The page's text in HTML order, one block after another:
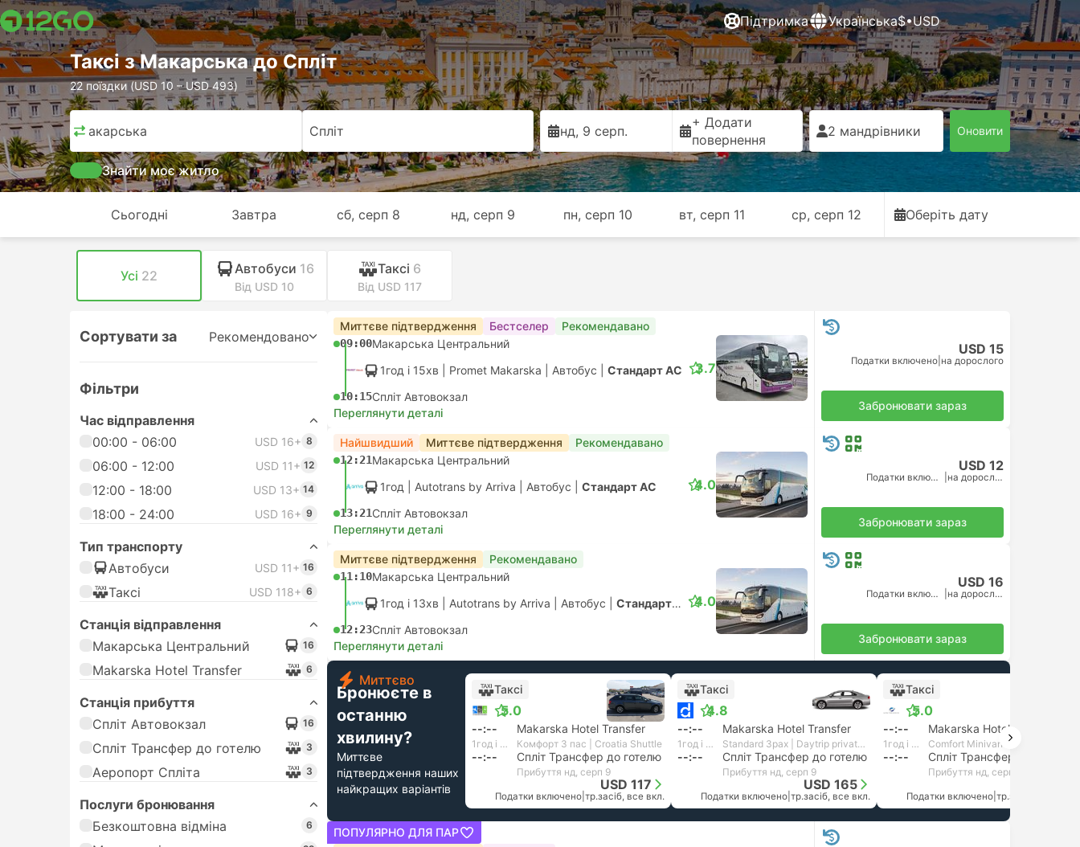
Підтримка Українська$•USD
Таксi з Макарська до Спліт
22 поїздки (USD 10 – USD 493)
Макарська Спліт нд, 9 серп.
+ Додати
повернення
2 мандрівники Оновити
Знайти моє житло
Сьогодні Завтра сб, серп 8 нд, серп 9 пн, серп 10 вт, серп 11 ср, серп 12 Оберіть дату
Усі 22 Автобуси 16
Від USD 10
Таксі 6
Від USD 117
Сортувати за Рекомендовано
Фільтри
Час відправлення
00:00 - 06:00
USD 16+ 8
06:00 - 12:00 USD 11+ 12
12:00 - 18:00 USD 13+ 14
18:00 - 24:00 USD 16+ 9
Тип транспорту
Автобуси
USD 11+ 16
Таксі USD 118+ 6
Станція відправлення
Макарська Центральний
16
Makarska Hotel Transfer 6
Станція прибуття
Спліт Автовокзал
16
Спліт Трансфер до готелю 3
Аеропорт Спліта 3
Послуги бронювання
Безкоштовна відміна
6
Миттєве підтвердження Бестселер Рекомендавано
09:00Макарська Центральний
1год і 15хв | Promet Makarska Автобус Стандарт АС
10:15Спліт Автовокзал
3.7
Переглянути деталі
USD 15
Податки включено на дорослого
Забронювати зараз
Найшвидший Миттєве підтвердження Рекомендавано
12:21Макарська Центральний
1год | Autotrans by Arriva Автобус Стандарт АС
13:21Спліт Автовокзал
4.0
Переглянути деталі
USD 12
Податки включено на дорослого
Забронювати зараз
Миттєве підтвердження Рекомендавано
11:10Макарська Центральний
1год і 13хв | Autotrans by Arriva Автобус Стандарт АС
12:23Спліт Автовокзал
4.0
Переглянути деталі
USD 16
Податки включено на дорослого
Забронювати зараз
Миттєво
Бронюєте в
останню
хвилину?
Миттєве
підтвердження наших
найкращих варіантів
Таксі
5.0
--:-- Makarska Hotel Transfer
1год і 10хв Комфорт 3 пас | Croatia Shuttle
--:-- Спліт Трансфер до готелю
Прибуття нд, серп 9
USD 117
Податки включено тр.засіб, все вкл.
Таксі
4.8
--:-- Makarska Hotel Transfer
1год і 13хв Standard 3pax | Daytrip private transfer with English speaking driver
--:-- Спліт Трансфер до готелю
Прибуття нд, серп 9
USD 165
Податки включено тр.засіб, все вкл.
Таксі
5.0
--:-- Makarska Hotel Transfer
1год і 5хв
--:-- Спліт Трансфер до готелю
Прибуття нд, серп 9
Податки включено тр.засіб, все вкл.
ПОПУЛЯРНО ДЛЯ ПАР